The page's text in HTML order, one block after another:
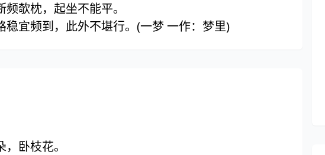
欹枕，起坐不能平。
宜频到，此外不堪行。(一梦 一作：梦里)
卧枝花。